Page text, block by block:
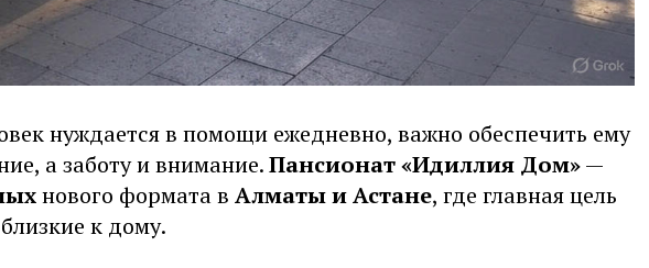
нуждается в помощи ежедневно, важно обеспечить ему
а заботу и внимание.Пансионат «Идиллия Дом»—
нового формата в Алматы и Астане, где главная цель
к дому.